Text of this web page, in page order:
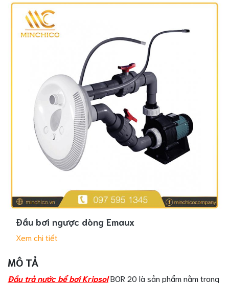
Đầu bơi ngược dòng Emaux
Xem chi tiết
MÔ TẢ
Đầu trả nước bể bơi KripsolBOR 20 là sản phẩm nằm trong